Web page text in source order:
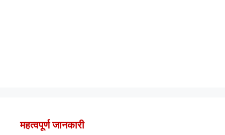
महत्वपूर्ण जानकारी